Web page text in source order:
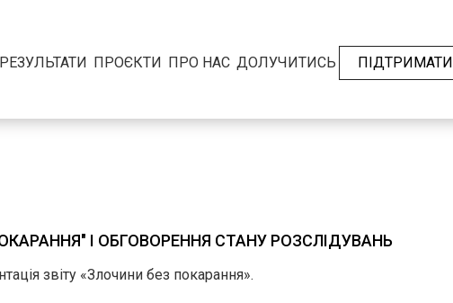
РЕЗУЛЬТАТИ ПРОЄКТИ ПРО НАС ДОЛУЧИТИСЬ ПІДТРИМАТИ
І ОБГОВОРЕННЯ СТАНУ РОЗСЛІДУВАНЬ
звіту «Злочини без покарання».